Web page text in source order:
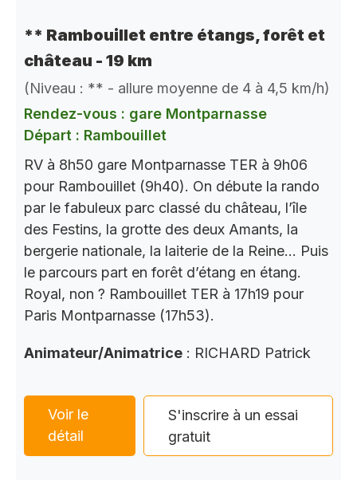
** Rambouillet entre étangs, forêt et
château - 19 km
(Niveau : ** - allure moyenne de 4 à 4,5 km/h)
Rendez-vous : gare Montparnasse
Départ : Rambouillet
RV à 8h50 gare Montparnasse TER à 9h06
pour Rambouillet (9h40). On débute la rando
par le fabuleux parc classé du château, l’île
des Festins, la grotte des deux Amants, la
bergerie nationale, la laiterie de la Reine… Puis
le parcours part en forêt d’étang en étang.
Royal, non ? Rambouillet TER à 17h19 pour
Paris Montparnasse (17h53).
Animateur/Animatrice : RICHARD Patrick
Voir le
détail
S'inscrire à un essai
gratuit